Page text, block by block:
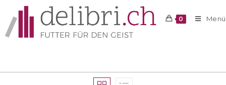
0 Menü